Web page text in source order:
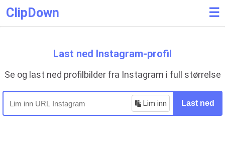
ClipDown ☰
Last ned Instagram-profil
Se og last ned profilbilder fra Instagram i full størrelse
Lim inn Last ned